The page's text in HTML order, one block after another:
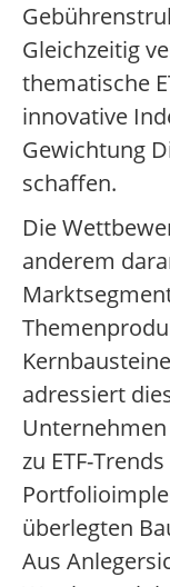
Gleichzeitig
thematische
innovative
Gewichtung
schaffen.
Die
anderem
adressiert
zu ETF-
überlegten
Aus